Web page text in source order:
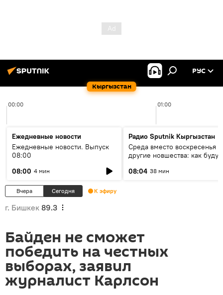
Кыргызстан
РУС
00:00 01:00
Ежедневные новости
Ежедневные новости. Выпуск
08:00
08:00 4 мин
Радио Sputnik Кыргызстан
Среда вместо воскресенья и
другие новшества: как будут
08:04 38 мин
Вчера Сегодня К эфиру
г. Бишкек 89.3
Байден не сможет
победить на честных
выборах, заявил
журналист Карлсон